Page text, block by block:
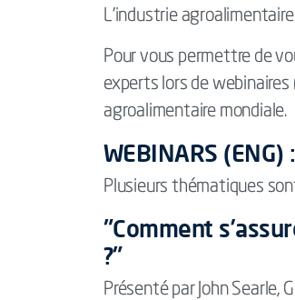
L'industrie
Pour vous permettre de
experts lors de
agroalimentaire mondiale.
WEBINARS (ENG)
Plusieurs thématiques
"Comment
?"
Présenté par John Searle,